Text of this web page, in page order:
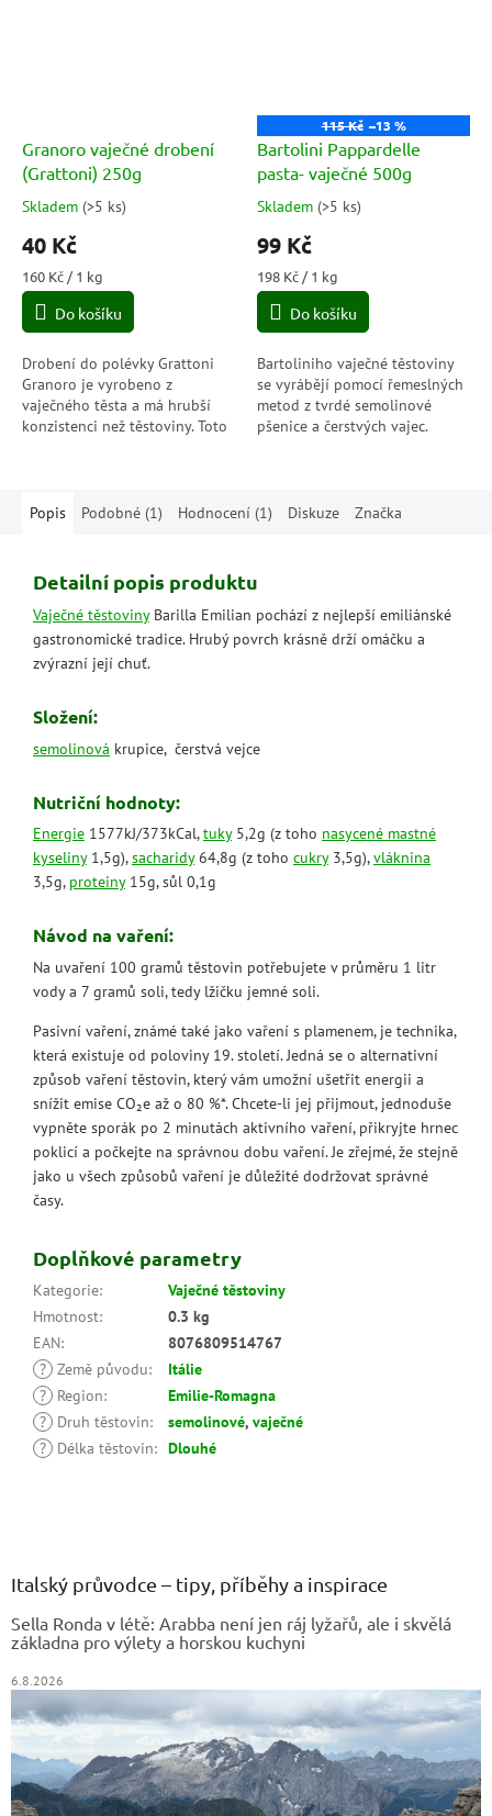
Granoro vaječné drobení
(Grattoni) 250g
Průměrné
hodnocení
produktu
je
5,0
5
hvězdiček.
Skladem (>5 ks)
40 Kč
Měrná
cena:
160 Kč / 1 kg
Do košíku
Drobení do polévky Grattoni
Granoro je vyrobeno z
vaječného těsta a má hrubší
konzistenci než těstoviny. Toto
115 Kč –13 %
Bartolini Pappardelle
pasta- vaječné 500g
Průměrné
hodnocení
produktu
je
3,7
5
hvězdiček.
Skladem (>5 ks)
99 Kč
Měrná
cena:
198 Kč / 1 kg
Do košíku
Bartoliniho vaječné těstoviny
se vyrábějí pomocí řemeslných
metod z tvrdé semolinové
pšenice a čerstvých vajec.
Popis Podobné (1) Hodnocení (1) Diskuze Značka
Detailní popis produktu
Vaječné těstovinyBarilla Emilian pochází z nejlepší emiliánské
gastronomické tradice. Hrubý povrch krásně drží omáčku a
zvýrazní její chuť.
Složení:
semolinová krupice, čerstvá vejce
Nutriční hodnoty:
Energie 1577kJ/373kCal,tuky5,2g (z toho nasycené mastné
kyseliny1,5g),sacharidy64,8g (z toho cukry3,5g),vláknina
3,5g, proteiny15g, sůl 0,1g
Návod na vaření:
Na uvaření 100 gramů těstovin potřebujete v průměru 1 litr
vody a 7 gramů soli, tedy lžičku jemné soli.
Pasivní vaření, známé také jako vaření s plamenem, je technika,
která existuje od poloviny 19. století. Jedná se o alternativní
způsob vaření těstovin, který vám umožní ušetřit energii a
snížit emise CO₂e až o 80 %*. Chcete-li jej přijmout, jednoduše
vypněte sporák po 2 minutách aktivního vaření, přikryjte hrnec
poklicí a počkejte na správnou dobu vaření. Je zřejmé, že stejně
jako u všech způsobů vaření je důležité dodržovat správné
časy.
Doplňkové parametry
Kategorie:
Vaječné těstoviny
Hmotnost:
0.3 kg
EAN:
8076809514767
? Země původu:
Itálie
?
Region:
Emilie-Romagna
?
Druh těstovin: semolinové, vaječné
?
Délka těstovin: Dlouhé
Italský průvodce – tipy, příběhy a inspirace
Sella Ronda v létě: Arabba není jen ráj lyžařů, ale i skvělá
základna pro výlety a horskou kuchyni
6.8.2026